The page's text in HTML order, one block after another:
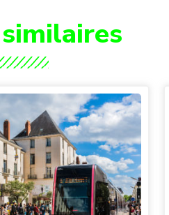
similaires